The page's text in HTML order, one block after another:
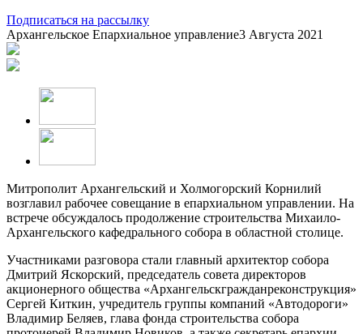
Подписаться на рассылку
Архангельское Епархиальное управление3 Августа 2021
Митрополит Архангельский и Холмогорский Корнилий
возглавил рабочее совещание в епархиальном управлении. На
встрече обсуждалось продолжение строительства Михаило-
Архангельского кафедрального собора в областной столице.
Участниками разговора стали главный архитектор собора
Дмитрий Яскорский, председатель совета директоров
акционерного общества «Архангельскгражданреконструкция»
Сергей Киткин, учредитель группы компаний «Автодороги»
Владимир Беляев, глава фонда строительства собора